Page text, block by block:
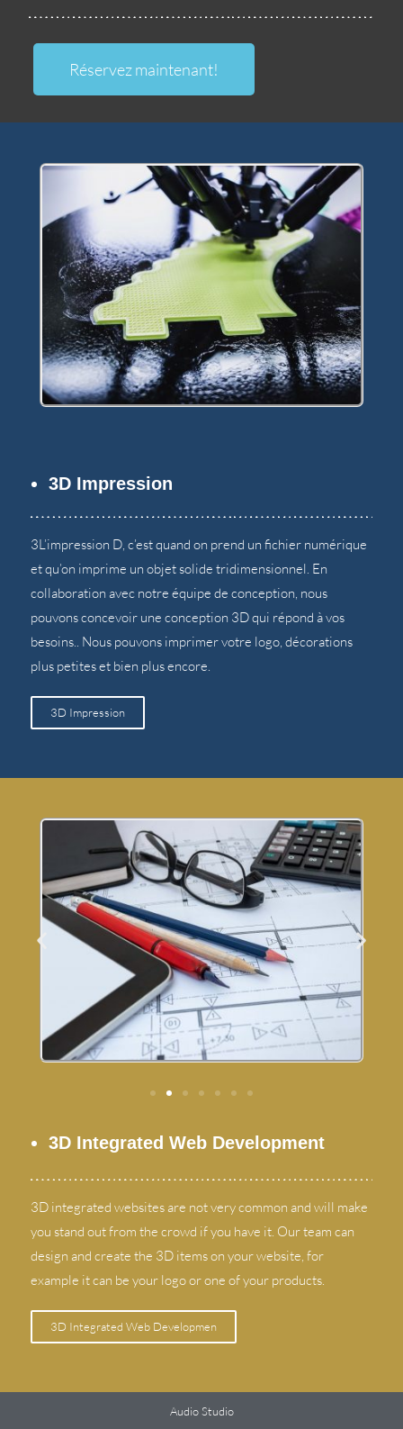
Réservez maintenant!
3D Impression
3L’impression D, c’est quand on prend un fichier numérique
et qu’on imprime un objet solide tridimensionnel. En
collaboration avec notre équipe de conception, nous
pouvons concevoir une conception 3D qui répond à vos
besoins.. Nous pouvons imprimer votre logo, décorations
plus petites et bien plus encore.
3D Impression
3D Integrated Web Development
3D integrated websites are not very common and will make
you stand out from the crowd if you have it. Our team can
design and create the 3D items on your website,for
example it can be your logo or one of your products.
3D Integrated Web Developmen
Audio Studio